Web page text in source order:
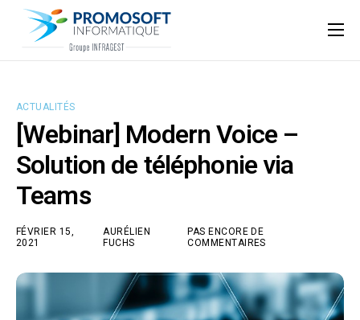
Qui sommes-nous ?
Nos ressources
Support
ACTUALITÉS
[Webinar] Modern Voice –
Solution de téléphonie via
Teams
FÉVRIER 15,
2021
AURÉLIEN
FUCHS
PAS ENCORE DE
COMMENTAIRES